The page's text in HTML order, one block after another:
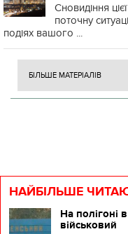
Сновидіння
поточну
подіях вашого ...
БІЛЬШЕ МАТЕРІАЛІВ
НАЙБІЛЬШЕ
На полігоні
військовий